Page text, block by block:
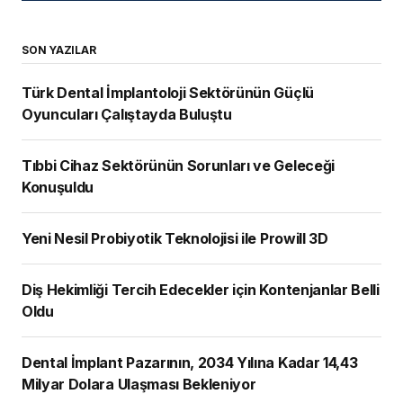
SON YAZILAR
Türk Dental İmplantoloji Sektörünün Güçlü
Oyuncuları Çalıştayda Buluştu
Tıbbi Cihaz Sektörünün Sorunları ve Geleceği
Konuşuldu
Yeni Nesil Probiyotik Teknolojisi ile Prowill 3D
Diş Hekimliği Tercih Edecekler için Kontenjanlar Belli
Oldu
Dental İmplant Pazarının, 2034 Yılına Kadar 14,43
Milyar Dolara Ulaşması Bekleniyor